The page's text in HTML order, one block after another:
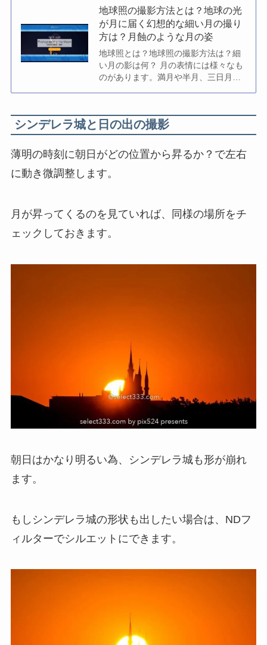
地球照の撮影方法とは？地球の光
が月に届く幻想的な細い月の撮り
方は？月蝕のような月の姿
地球照とは？地球照の撮影方法は？細
い月の影は何？ 月の表情には様々なも
のがあります。満月や半月、三日月や
シンデレラ城と日の出の撮影
薄明の時刻に朝日がどの位置から昇るか？で左右
に動き微調整します。
月が昇ってくるのを見ていれば、同様の場所をチ
ェックしておきます。
朝日はかなり明るい為、シンデレラ城も形が崩れ
ます。
もしシンデレラ城の形状も出したい場合は、NDフ
ィルターでシルエットにできます。